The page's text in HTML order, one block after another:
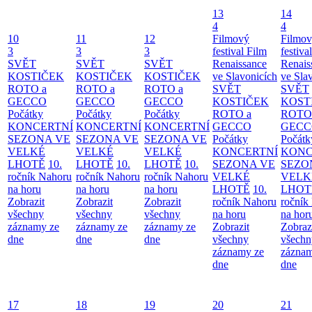
10
3
SVĚT
KOSTIČEK
ROTO a
GECCO
Počátky
KONCERTNÍ
SEZONA VE
VELKÉ
LHOTĚ 10.
ročník Nahoru
na horu
Zobrazit
všechny
záznamy ze
dne
11
3
SVĚT
KOSTIČEK
ROTO a
GECCO
Počátky
KONCERTNÍ
SEZONA VE
VELKÉ
LHOTĚ 10.
ročník Nahoru
na horu
Zobrazit
všechny
záznamy ze
dne
12
3
SVĚT
KOSTIČEK
ROTO a
GECCO
Počátky
KONCERTNÍ
SEZONA VE
VELKÉ
LHOTĚ 10.
ročník Nahoru
na horu
Zobrazit
všechny
záznamy ze
dne
13
4
Filmový
festival Film
Renaissance
ve Slavonicích
SVĚT
KOSTIČEK
ROTO a
GECCO
Počátky
KONCERTNÍ
SEZONA VE
VELKÉ
LHOTĚ 10.
ročník Nahoru
na horu
Zobrazit
všechny
záznamy ze
dne
14
4
ve
SVĚT
ročník
na
dne
17
18
19
20
21